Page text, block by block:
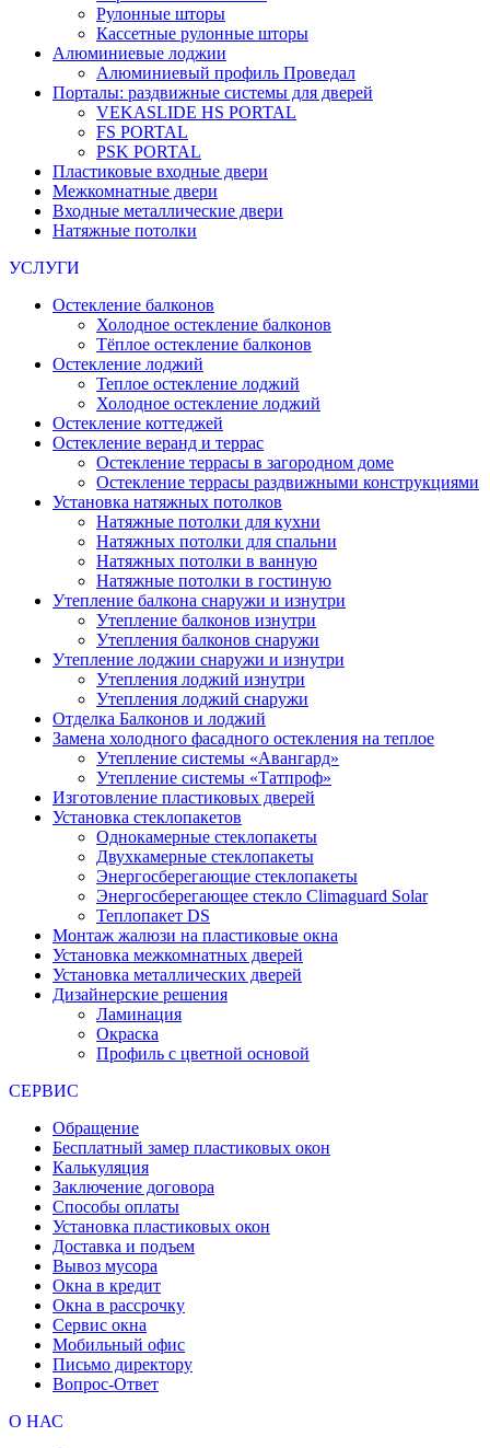
Рулонные шторы
Кассетные рулонные шторы
Алюминиевые лоджии
Алюминиевый профиль Проведал
Порталы: раздвижные системы для дверей
VEKASLIDE HS PORTAL
FS PORTAL
PSK PORTAL
Пластиковые входные двери
Межкомнатные двери
Входные металлические двери
Натяжные потолки
УСЛУГИ
Остекление балконов
Холодное остекление балконов
Тёплое остекление балконов
Остекление лоджий
Теплое остекление лоджий
Холодное остекление лоджий
Остекление коттеджей
Остекление веранд и террас
Остекление террасы в загородном доме
Остекление террасы раздвижными конструкциями
Установка натяжных потолков
Натяжные потолки для кухни
Натяжных потолки для спальни
Натяжных потолки в ванную
Натяжные потолки в гостиную
Утепление балкона снаружи и изнутри
Утепление балконов изнутри
Утепления балконов снаружи
Утепление лоджии снаружи и изнутри
Утепления лоджий изнутри
Утепления лоджий снаружи
Отделка Балконов и лоджий
Замена холодного фасадного остекления на теплое
Утепление системы «Авангард»
Утепление системы «Татпроф»
Изготовление пластиковых дверей
Установка стеклопакетов
Однокамерные стеклопакеты
Двухкамерные стеклопакеты
Энергосберегающие стеклопакеты
Энергосберегающее стекло Climaguard Solar
Теплопакет DS
Монтаж жалюзи на пластиковые окна
Установка межкомнатных дверей
Установка металлических дверей
Дизайнерские решения
Ламинация
Окраска
Профиль с цветной основой
СЕРВИС
Обращение
Бесплатный замер пластиковых окон
Калькуляция
Заключение договора
Способы оплаты
Установка пластиковых окон
Доставка и подъем
Вывоз мусора
Окна в кредит
Окна в рассрочку
Сервис окна
Мобильный офис
Письмо директору
Вопрос-Ответ
О НАС